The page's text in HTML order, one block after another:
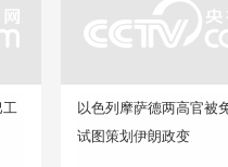
工
以色列摩萨德两高官被
试图策划伊朗政变